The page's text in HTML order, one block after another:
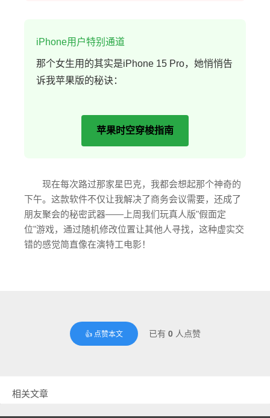
iPhone用户特别通道
那个女生用的其实是iPhone 15 Pro，她悄悄告
诉我苹果版的秘诀：
苹果时空穿梭指南
现在每次路过那家星巴克，我都会想起那个神奇的
下午。这款软件不仅让我解决了商务会议需要，还成了
朋友聚会的秘密武器——上周我们玩真人版"假面定
位"游戏，通过随机修改位置让其他人寻找，这种虚实交
错的感觉简直像在演特工电影！
👍 点赞本文 已有 0人点赞
相关文章